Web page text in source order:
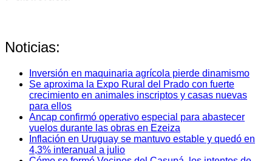
Noticias:
Inversión en maquinaria agrícola pierde dinamismo
Se aproxima la Expo Rural del Prado con fuerte
crecimiento en animales inscriptos y casas nuevas
para ellos
Ancap confirmó operativo especial para abastecer
vuelos durante las obras en Ezeiza
Inflación en Uruguay se mantuvo estable y quedó en
4,3% interanual a julio